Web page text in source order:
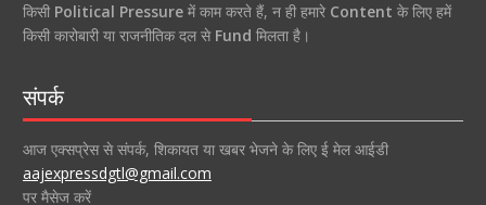
किसी Political Pressureमें काम करते हैं, न ही हमारे Content के लिए हमें
किसी कारोबारी या राजनीतिक दल से Fund मिलता है।
संपर्क
आज एक्सप्रेस से संपर्क, शिकायत या खबर भेजने के लिए ई मेल आईडी
aajexpressdgtl@gmail.com
पर मैसेज करें